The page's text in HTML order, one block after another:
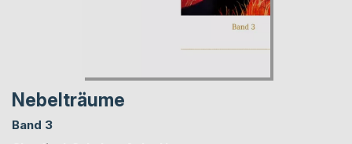
Nebelträume
Band 3